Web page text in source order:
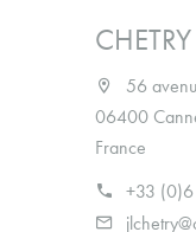
56
06400
France
+33